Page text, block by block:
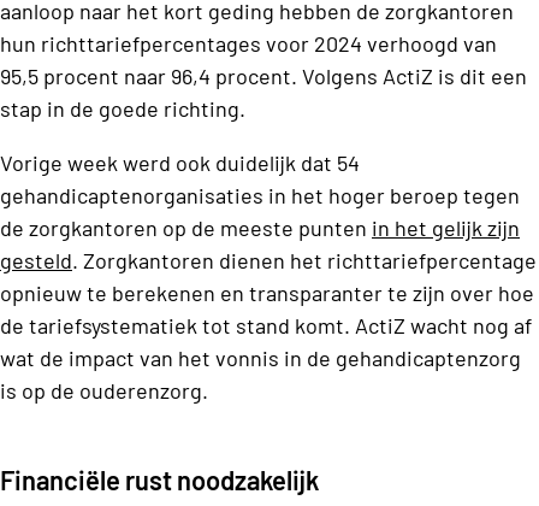
aanloop naar het kort geding hebben de zorgkantoren
hun richttariefpercentages voor 2024 verhoogd van
95,5 procent naar 96,4 procent. Volgens ActiZ is dit een
stap in de goede richting.
Vorige week werd ook duidelijk dat 54
gehandicaptenorganisaties in het hoger beroep tegen
de zorgkantoren op de meeste punten in het gelijk zijn
gesteld. Zorgkantoren dienen het richttariefpercentage
opnieuw te berekenen en transparanter te zijn over hoe
de tariefsystematiek tot stand komt. ActiZ wacht nog af
wat de impact van het vonnis in de gehandicaptenzorg
is op de ouderenzorg.
Financiële rust noodzakelijk